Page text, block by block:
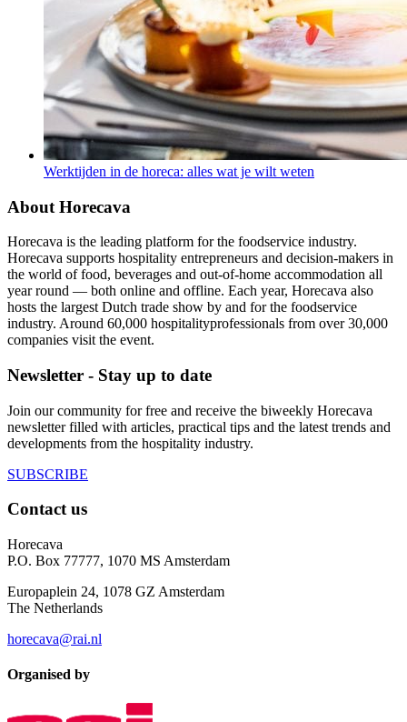
Werktijden in de horeca: alles wat je wilt weten
About Horecava
Horecava is the leading platform for the foodservice industry.
Horecava supports hospitality entrepreneurs and decision-makers in
the world of food, beverages and out-of-home accommodation all
year round — both online and offline. Each year, Horecava also
hosts the largest Dutch trade show by and for the foodservice
industry. Around 60,000 hospitalityprofessionals from over 30,000
companies visit the event.
Newsletter - Stay up to date
Join our community for free and receive the biweekly Horecava
newsletter filled with articles, practical tips and the latest trends and
developments from the hospitality industry.
SUBSCRIBE
Contact us
Horecava
P.O. Box 77777, 1070 MS Amsterdam
Europaplein 24, 1078 GZ Amsterdam
The Netherlands
horecava@rai.nl
Organised by